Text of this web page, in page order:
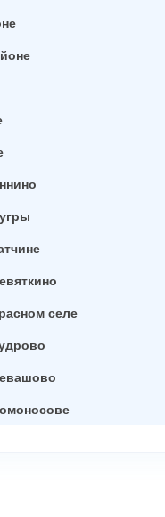
селе